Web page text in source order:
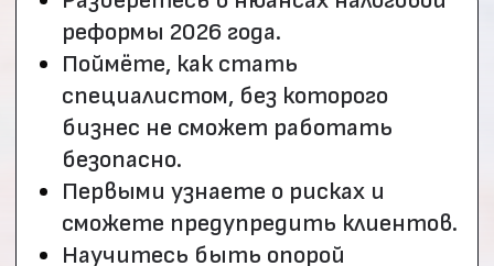
Требования со стороны государства
растут, и это великолепная среда для
бухгалтера, которому бизнес готов
платить больше.